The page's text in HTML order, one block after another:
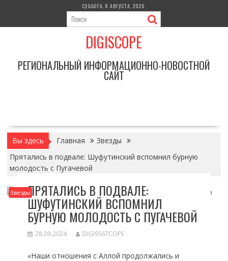
содержимому
СУББОТА, 8 АВГУСТА, 2026
DIGISCOPE
РЕГИОНАЛЬНЫЙ ИНФОРМАЦИОННО-НОВОСТНОЙ
САЙТ
Вы здесь Главная
Звезды
Прятались в подвале: Шуфутинский вспомнил бурную
молодость с Пугачевой
ЗвездыПРЯТАЛИСЬ В ПОДВАЛЕ:
ШУФУТИНСКИЙ ВСПОМНИЛ
БУРНУЮ МОЛОДОСТЬ С ПУГАЧЕВОЙ
28.09.2024 DIGIS567COPE
«Наши отношения с Аллой продолжались и